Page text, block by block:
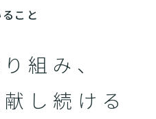
こと
組み、
し続ける